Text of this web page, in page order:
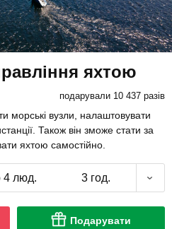
яхтою
подарували 10 437 разів
морські вузли, налаштовувати
Також він зможе стати за
яхтою самостійно.
4 люд. 3 год.
Подарувати